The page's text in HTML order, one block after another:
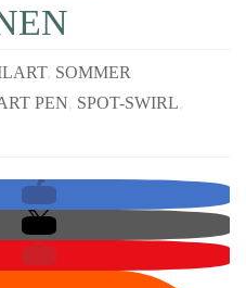
, SOMMER
PEN, SPOT-SWIRL,